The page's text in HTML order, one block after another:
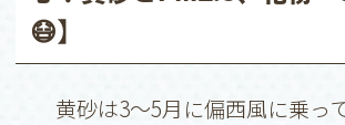
😷】
黄砂は3〜5月に偏西風に乗っ